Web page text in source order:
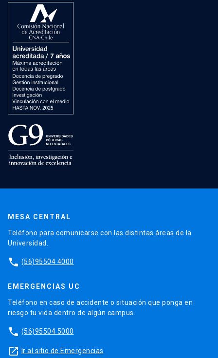
MESA CENTRAL
Teléfono para comunicarse con las distintas áreas de la
Universidad.
phone (56)95504 4000
EMERGENCIAS UC
Teléfono en caso de accidente o situación que ponga en
riesgo tu vida dentro de algún campus.
phone (56)95504 5000
launch Ir al sitio de Emergencias